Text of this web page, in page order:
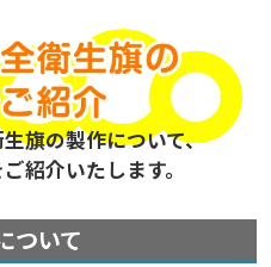
旗の製作について、
紹介いたします。
ついて